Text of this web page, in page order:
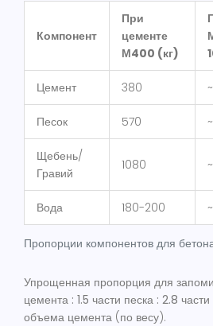
Пропорции компонентов для
Компонент
При
цементе
М400 (кг)
Цемент 380
Песок 570
Щебень/
Гравий
1080
Вода 180-200
Упрощенная пропорция для
цемента : 1.5 части песка : 2.8
объема цемента (по весу).